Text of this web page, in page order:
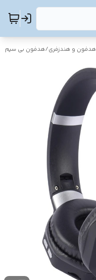
هدفون و هندزفری/هدفون بی سیم